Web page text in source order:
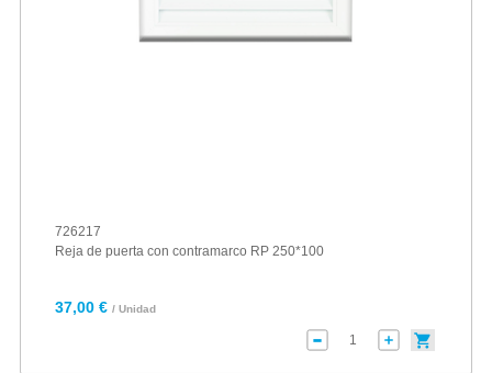
726217
Reja de puerta con contramarco RP 250*100
37,00 € / Unidad